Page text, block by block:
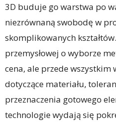
3D buduje go warstwa po
niezrównaną swobodę w
skomplikowanych
przemysłowej o wyborze
cena, ale przede wszystkim
dotyczące materiału,
przeznaczenia gotowego
technologie wydają się